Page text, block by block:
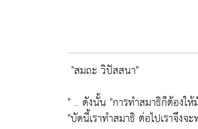
"สมถะ วิปัสสนา"
" .. ดังนั้น "การทำสมาธิก็ต้องใ
"บัดนี้เราทำสมาธิ ต่อไปเราจึง